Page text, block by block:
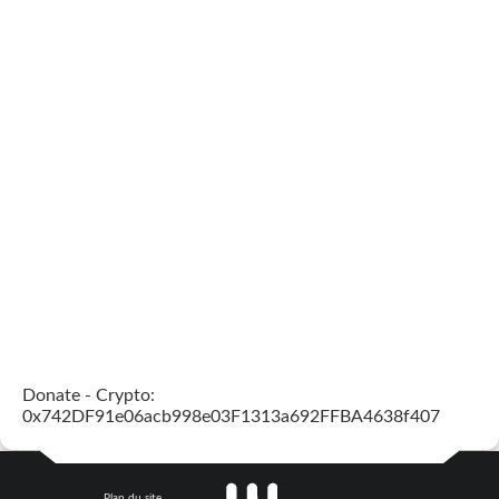
Donate - Crypto:
0x742DF91e06acb998e03F1313a692FFBA4638f407